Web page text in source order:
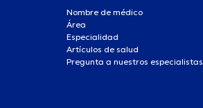
Nombre de médico
Área
Especialidad
Artículos de salud
Pregunta a nuestros especialistas